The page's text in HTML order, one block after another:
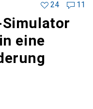
24 11
eine